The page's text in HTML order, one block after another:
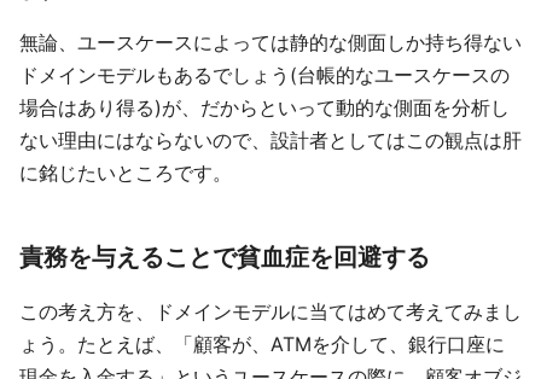
無論、ユースケースによっては静的な側面しか持ち得ない
ドメインモデルもあるでしょう(台帳的なユースケースの
場合はあり得る)が、だからといって動的な側面を分析し
ない理由にはならないので、設計者としてはこの観点は肝
に銘じたいところです。
責務を与えることで貧血症を回避する
この考え方を、ドメインモデルに当てはめて考えてみまし
ょう。たとえば、「顧客が、ATMを介して、銀行口座に